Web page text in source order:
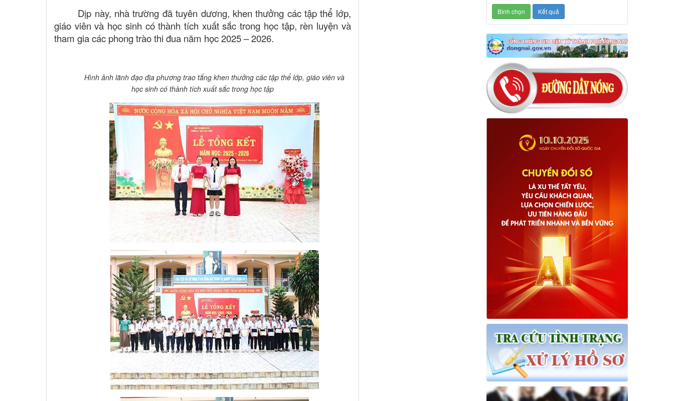
Dịp này, nhà trường đã tuyên dương, khen thưởng các tập thể lớp,
giáo viên và học sinh có thành tích xuất sắc trong học tập, rèn luyện và
tham gia các phong trào thi đua năm học 2025 – 2026.
Hình ảnh lãnh đạo địa phương trao tắng khen thưởng các tập thể lớp, giáo viên và
học sinh có thành tích xuất sắc trong học tập